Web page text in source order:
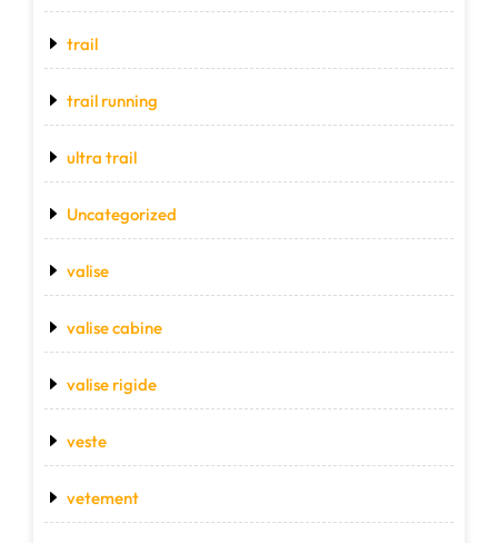
trail
trail running
ultra trail
Uncategorized
valise
valise cabine
valise rigide
veste
vetement